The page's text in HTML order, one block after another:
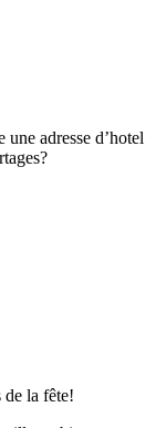
adresse d’hotel
de la fête!